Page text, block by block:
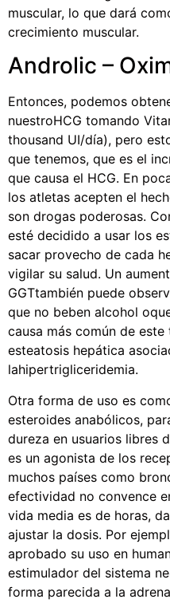
muscular, lo que dará
crecimiento muscular.
Androlic –
Entonces, podemos
nuestroHCG tomando
thousand UI/día), pero
que tenemos, que es el
que causa el HCG. En
los atletas acepten el
son drogas poderosas.
esté decidido a usar los
sacar provecho de cada
vigilar su salud. Un
GGTtambién puede
que no beben alcohol
causa más común de
esteatosis hepática
lahipertrigliceridemia.
Otra forma de uso es
esteroides anabólicos,
dureza en usuarios libres
es un agonista de los
muchos países como
efectividad no convence
vida media es de horas,
ajustar la dosis. Por
aprobado su uso en
estimulador del sistema
forma parecida a la